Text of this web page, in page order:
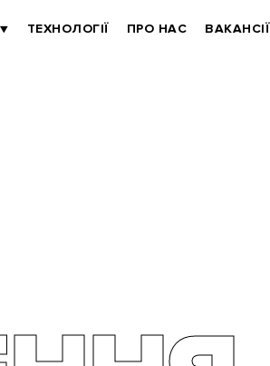
ТЕХНОЛОГІЇ ПРО НАС ВАКАНСІЇ